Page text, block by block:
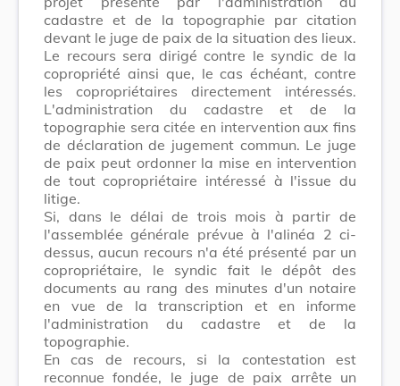
cadastre et de la topographie par citation
devant le juge de paix de la situation des lieux.
Le recours sera dirigé contre le syndic de la
copropriété ainsi que, le cas échéant, contre
les copropriétaires directement intéressés.
L'administration du cadastre et de la
topographie sera citée en intervention aux fins
de déclaration de jugement commun. Le juge
de paix peut ordonner la mise en intervention
de tout copropriétaire intéressé à l'issue du
litige.
Si, dans le délai de trois mois à partir de
l'assemblée générale prévue à l'alinéa 2 ci-
dessus, aucun recours n'a été présenté par un
copropriétaire, le syndic fait le dépôt des
documents au rang des minutes d'un notaire
en vue de la transcription et en informe
l'administration du cadastre et de la
topographie.
En cas de recours, si la contestation est
reconnue fondée, le juge de paix arrête un